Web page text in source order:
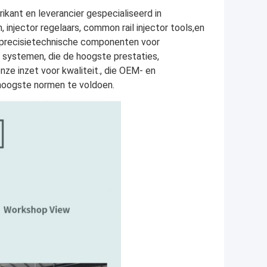
en leverancier gespecialiseerd in
injector regelaars, common rail injector tools,en
componenten voor
die de hoogste prestaties,
inzet voor kwaliteit., die OEM- en
normen te voldoen.